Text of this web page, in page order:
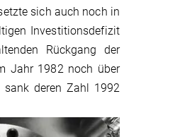
sich auch noch in
Investitionsdefizit
Rückgang der
Jahr 1982 noch über
sank deren Zahl 1992